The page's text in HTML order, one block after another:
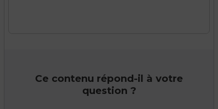
Ce contenu répond-il à votre
question ?